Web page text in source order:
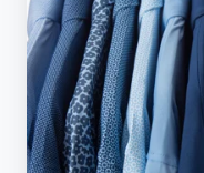
de
votre
service
client